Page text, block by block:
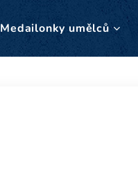
Medailonky umělců